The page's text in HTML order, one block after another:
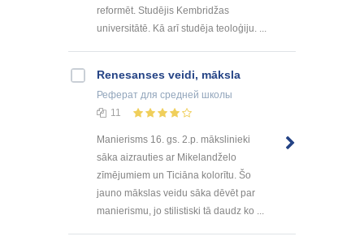
reformēt. Studējis Kembridžas
universitātē. Kā arī studēja teoloģiju. ...
Renesanses veidi, māksla
Реферат для средней школы
11
Manierisms 16. gs. 2.p. mākslinieki
sāka aizrauties ar Mikelandželo
zīmējumiem un Ticiāna kolorītu. Šo
jauno mākslas veidu sāka dēvēt par
manierismu, jo stilistiski tā daudz ko ...